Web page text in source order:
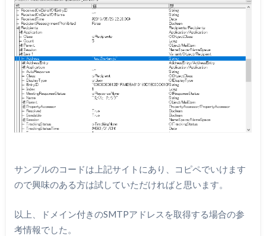
サンプルのコードは上記サイトにあり、コピペでいけます
ので興味のある方は試していただければと思います。
以上、ドメイン付きのSMTPアドレスを取得する場合の参
考情報でした。